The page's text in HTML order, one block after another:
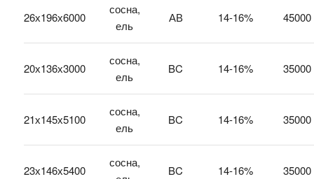
26х196х6000
сосна,
ель
АВ 14-16% 45000
20х136х3000
сосна,
ель
BC 14-16% 35000
21х145х5100
сосна,
ель
BC 14-16% 35000
23х146х5400
сосна,
BC 14-16% 35000